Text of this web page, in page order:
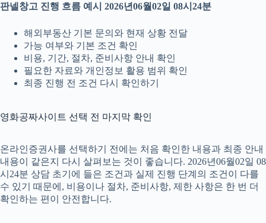
판넬창고 진행 흐름 예시 2026년06월02일 08시24분
해외부동산 기본 문의와 현재 상황 전달
가능 여부와 기본 조건 확인
비용, 기간, 절차, 준비사항 안내 확인
필요한 자료와 개인정보 활용 범위 확인
최종 진행 전 조건 다시 확인하기
영화공짜사이트 선택 전 마지막 확인
온라인증권사를 선택하기 전에는 처음 확인한 내용과 최종 안내
내용이 같은지 다시 살펴보는 것이 좋습니다. 2026년06월02일 08
시24분 상담 초기에 들은 조건과 실제 진행 단계의 조건이 다를
수 있기 때문에, 비용이나 절차, 준비사항, 제한 사항은 한 번 더
확인하는 편이 안전합니다.